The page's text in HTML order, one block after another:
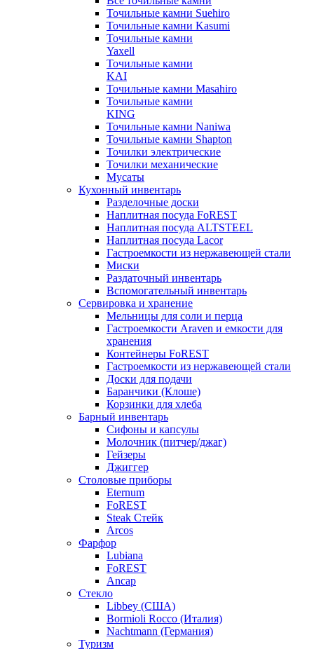
Точильные камни Suehiro
Точильные камни Kasumi
Точильные камни
Yaxell
Точильные камни
KAI
Точильные камни Masahiro
Точильные камни
KING
Точильные камни Naniwa
Точильные камни Shapton
Точилки электрические
Точилки механические
Мусаты
Кухонный инвентарь
Разделочные доски
Наплитная посуда FoREST
Наплитная посуда ALTSTEEL
Наплитная посуда Lacor
Гастроемкости из нержавеющей стали
Миски
Раздаточный инвентарь
Вспомогательный инвентарь
Сервировка и хранение
Мельницы для соли и перца
Гастроемкости Araven и емкости для
хранения
Контейнеры FoREST
Гастроемкости из нержавеющей стали
Доски для подачи
Баранчики (Клоше)
Корзинки для хлеба
Барный инвентарь
Сифоны и капсулы
Молочник (питчер/джаг)
Гейзеры
Джиггер
Столовые приборы
Eternum
FoREST
Steak Стейк
Arcos
Фарфор
Lubiana
FoREST
Ancap
Стекло
Libbey (США)
Bormioli Rocco (Италия)
Nachtmann (Германия)
Туризм